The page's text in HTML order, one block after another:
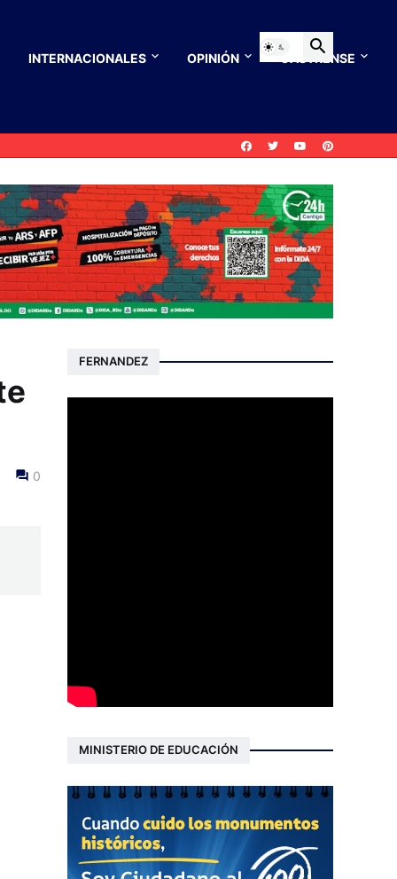
INTERNACIONALES OPINIÓN CASTRENSE
0
FERNANDEZ
MINISTERIO DE EDUCACIÓN